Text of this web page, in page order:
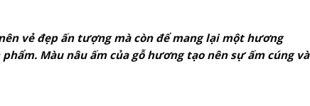
vẻ đẹp ấn tượng mà còn để mang lại một hương
Màu nâu ấm của gỗ hương tạo nên sự ấm cúng và